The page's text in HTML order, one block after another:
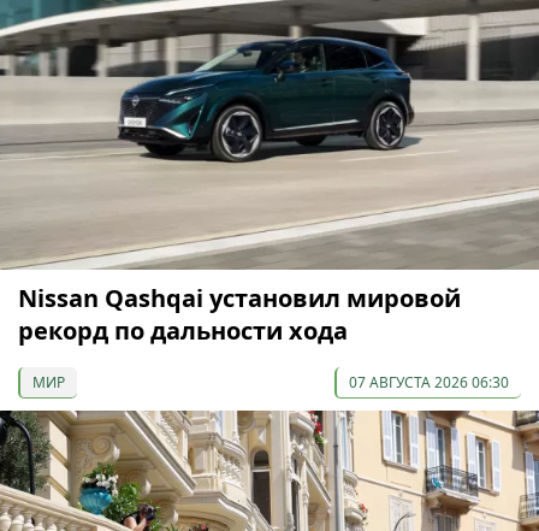
Nissan Qashqai установил мировой
рекорд по дальности хода
МИР 07 АВГУСТА 2026 06:30